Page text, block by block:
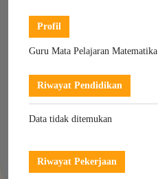
Profil
Guru Mata Pelajaran Matematika
Riwayat Pendidikan
Data tidak ditemukan
Riwayat Pekerjaan